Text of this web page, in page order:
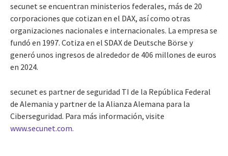
secunet se encuentran ministerios federales, más de 20
corporaciones que cotizan en el DAX, así como otras
organizaciones nacionales e internacionales. La empresa se
fundó en 1997. Cotiza en el SDAX de Deutsche Börse y
generó unos ingresos de alrededor de 406 millones de euros
en 2024.
secunet es partner de seguridad TI de la República Federal
de Alemania y partner de la Alianza Alemana para la
Ciberseguridad. Para más información, visite
www.secunet.com.